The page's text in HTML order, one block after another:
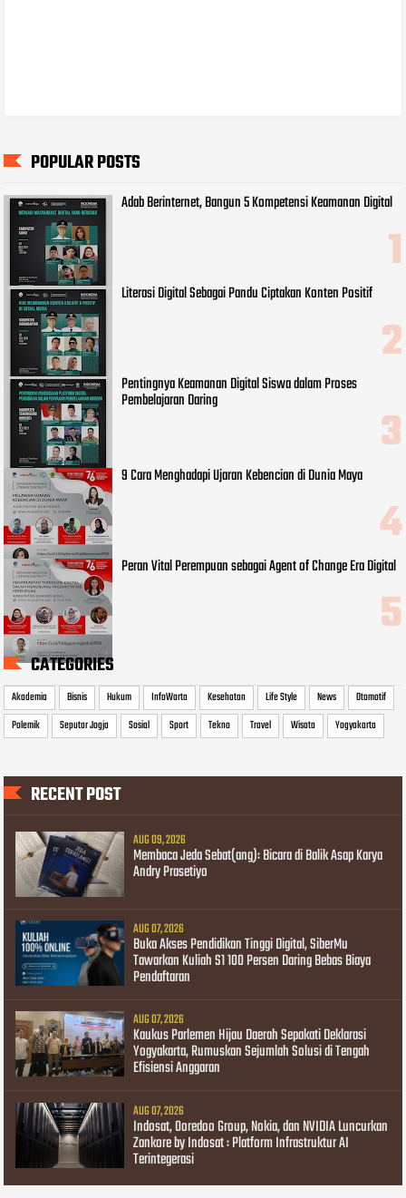
POPULAR POSTS
Adab Berinternet, Bangun 5 Kompetensi Keamanan Digital
Literasi Digital Sebagai Pandu Ciptakan Konten Positif
Pentingnya Keamanan Digital Siswa dalam Proses
Pembelajaran Daring
9 Cara Menghadapi Ujaran Kebencian di Dunia Maya
Peran Vital Perempuan sebagai Agent of Change Era Digital
CATEGORIES
Akademia Bisnis Hukum InfoWarta Kesehatan Life Style News
Otomotif
Polemik
Seputar Jogja Sosial Sport Tekno Travel Wisata Yogyakarta
RECENT POST
AUG 09, 2026
Membaca Jeda Sebat(ang): Bicara di Balik Asap Karya
Andry Prasetiyo
AUG 07, 2026
Buka Akses Pendidikan Tinggi Digital, SiberMu
Tawarkan Kuliah S1 100 Persen Daring Bebas Biaya
Pendaftaran
AUG 07, 2026
Kaukus Parlemen Hijau Daerah Sepakati Deklarasi
Yogyakarta, Rumuskan Sejumlah Solusi di Tengah
Efisiensi Anggaran
AUG 07, 2026
Indosat, Ooredoo Group, Nokia, dan NVIDIA Luncurkan
Zankore by Indosat : Platform Infrastruktur AI
Terintegerasi